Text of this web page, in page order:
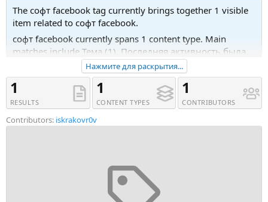
The софт facebook tag currently brings together 1 visible
item related to софт facebook.
софт facebook currently spans 1 content type. Main
matches include Тема (1). Последняя активность была
07.07.20 в 17:39.
Recent tagged content includes Тема 'Facebook комбайн.
Парсер Facebook. 5 лет на рынке ПО.'.
Нажмите для раскрытия...
1
RESULTS
1
CONTENT TYPES
1
CONTRIBUTORS
Contributors: iskrakovr0v